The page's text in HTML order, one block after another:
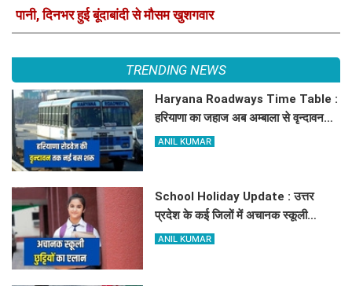
पानी, दिनभर हुई बूंदाबांदी से मौसम खुशगवार
TRENDING NEWS
Haryana Roadways Time Table :
हरियाणा का जहाज अब अम्बाला से वृन्दावन
दौड़ेगा, मथुरा वालों को भी मिलेगा लाभ, देखें
ANIL KUMAR
School Holiday Update : उत्तर
प्रदेश के कई जिलों में अचानक स्कूली
छुट्टियों का एलान, यहाँ देखें जिलेवाइज
ANIL KUMAR